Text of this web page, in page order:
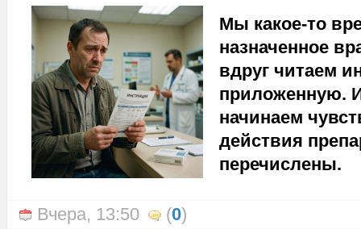
Мы какое-то
назначенное
вдруг читаем
приложенную.
начинаем
действия
перечислены.
Вчера, 13:50 (0)